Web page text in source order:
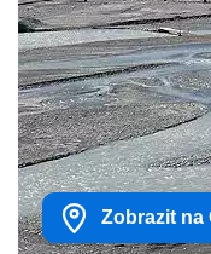
Zobrazit na